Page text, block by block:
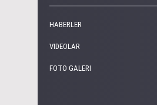
HABERLER
VIDEOLAR
FOTO GALERI